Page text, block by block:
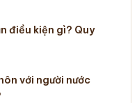
điều kiện gì? Quy
với người nước